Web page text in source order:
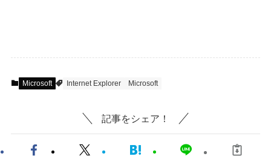
Microsoft Internet Explorer Microsoft
記事をシェア！